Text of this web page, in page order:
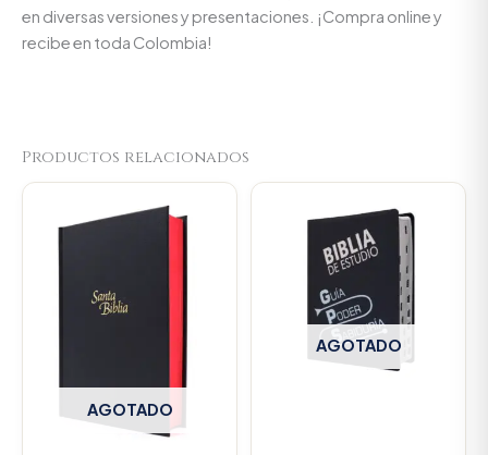
en diversas versiones y presentaciones. ¡Compra online y
recibe en toda Colombia!
Productos relacionados
AGOTADO
AGOTADO